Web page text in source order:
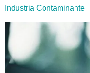
Industria Contaminante